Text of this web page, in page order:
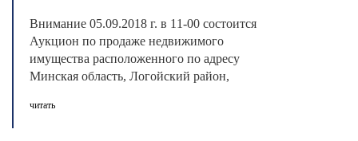
Внимание 05.09.2018 г. в 11-00 состоится
Аукцион по продаже недвижимого
имущества расположенного по адресу
Минская область, Логойский район,
читать